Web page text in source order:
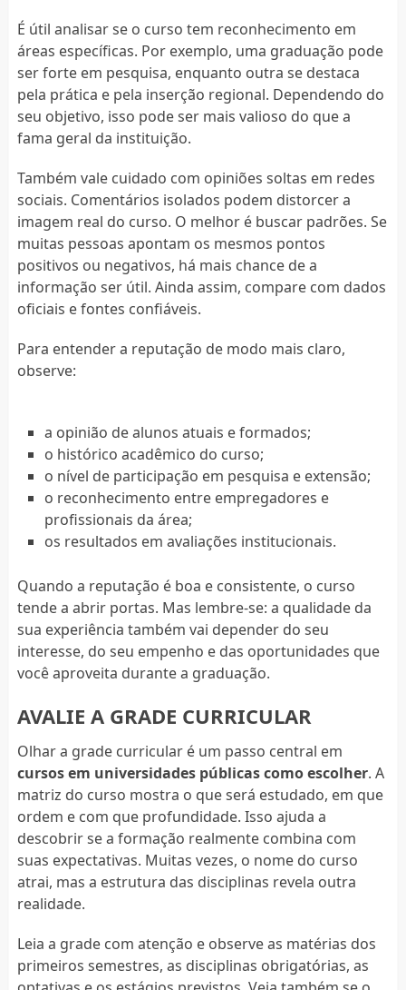
É útil analisar se o curso tem reconhecimento em
áreas específicas. Por exemplo, uma graduação pode
ser forte em pesquisa, enquanto outra se destaca
pela prática e pela inserção regional. Dependendo do
seu objetivo, isso pode ser mais valioso do que a
fama geral da instituição.
Também vale cuidado com opiniões soltas em redes
sociais. Comentários isolados podem distorcer a
imagem real do curso. O melhor é buscar padrões. Se
muitas pessoas apontam os mesmos pontos
positivos ou negativos, há mais chance de a
informação ser útil. Ainda assim, compare com dados
oficiais e fontes confiáveis.
Para entender a reputação de modo mais claro,
observe:
a opinião de alunos atuais e formados;
o histórico acadêmico do curso;
o nível de participação em pesquisa e extensão;
o reconhecimento entre empregadores e
profissionais da área;
os resultados em avaliações institucionais.
Quando a reputação é boa e consistente, o curso
tende a abrir portas. Mas lembre-se: a qualidade da
sua experiência também vai depender do seu
interesse, do seu empenho e das oportunidades que
você aproveita durante a graduação.
AVALIE A GRADE CURRICULAR
Olhar a grade curricular é um passo central em
cursos em universidades públicas como escolher. A
matriz do curso mostra o que será estudado, em que
ordem e com que profundidade. Isso ajuda a
descobrir se a formação realmente combina com
suas expectativas. Muitas vezes, o nome do curso
atrai, mas a estrutura das disciplinas revela outra
realidade.
Leia a grade com atenção e observe as matérias dos
primeiros semestres, as disciplinas obrigatórias, as